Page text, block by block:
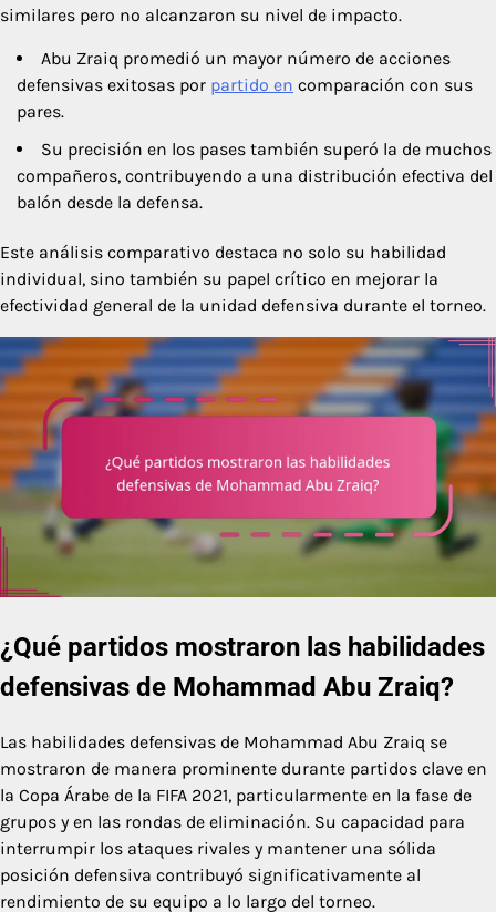
similares pero no alcanzaron su nivel de impacto.
Abu Zraiq promedió un mayor número de acciones
defensivas exitosas por partido en comparación con sus
pares.
Su precisión en los pases también superó la de muchos
compañeros, contribuyendo a una distribución efectiva del
balón desde la defensa.
Este análisis comparativo destaca no solo su habilidad
individual, sino también su papel crítico en mejorar la
efectividad general de la unidad defensiva durante el torneo.
¿Qué partidos mostraron las habilidades
defensivas de Mohammad Abu Zraiq?
Las habilidades defensivas de Mohammad Abu Zraiq se
mostraron de manera prominente durante partidos clave en
la Copa Árabe de la FIFA 2021, particularmente en la fase de
grupos y en las rondas de eliminación. Su capacidad para
interrumpir los ataques rivales y mantener una sólida
posición defensiva contribuyó significativamente al
rendimiento de su equipo a lo largo del torneo.